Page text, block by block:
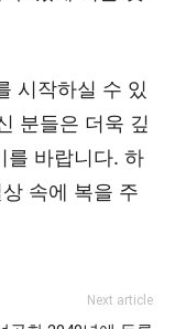
시작하실 수 있
분들은 더욱 깊
를 바랍니다. 하
속에 복을 주
Next article